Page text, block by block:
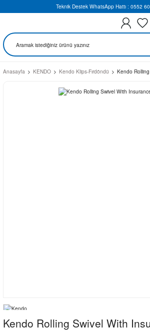
Teknik Destek WhatsApp Hattı : 0552
Anasayfa KENDO Kendo Klips-Fırdöndü Kendo
Kendo Rolling Swivel With